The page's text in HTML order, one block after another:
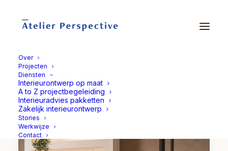
Over
Projecten
Diensten
Interieurontwerp op maat
A to Z projectbegeleiding
Interieuradvies pakketten
Zakelijk interieurontwerp
Stories
Werkwijze
Contact